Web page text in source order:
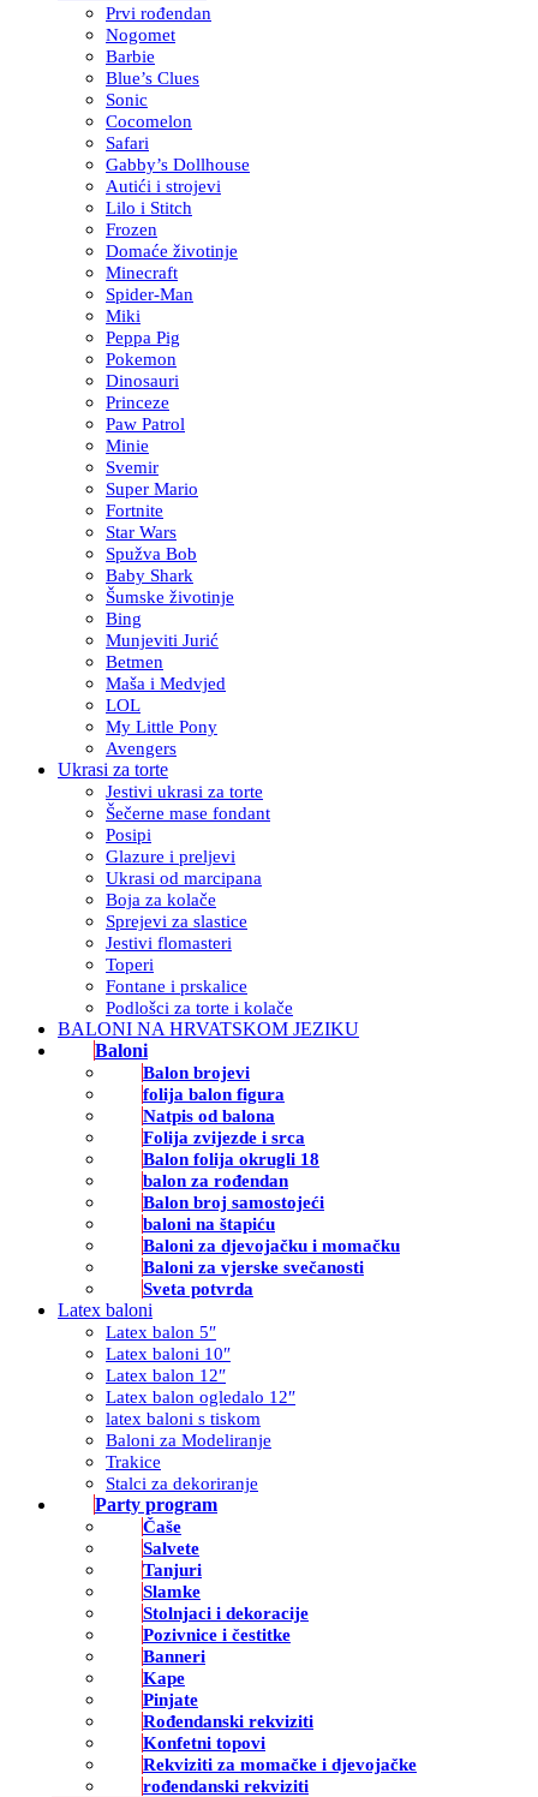
Prvi rođendan
Nogomet
Barbie
Blue’s Clues
Sonic
Cocomelon
Safari
Gabby’s Dollhouse
Autići i strojevi
Lilo i Stitch
Frozen
Domaće životinje
Minecraft
Spider-Man
Miki
Peppa Pig
Pokemon
Dinosauri
Princeze
Paw Patrol
Minie
Svemir
Super Mario
Fortnite
Star Wars
Spužva Bob
Baby Shark
Šumske životinje
Bing
Munjeviti Jurić
Betmen
Maša i Medvjed
LOL
My Little Pony
Avengers
Ukrasi za torte
Jestivi ukrasi za torte
Šečerne mase fondant
Posipi
Glazure i preljevi
Ukrasi od marcipana
Boja za kolače
Sprejevi za slastice
Jestivi flomasteri
Toperi
Fontane i prskalice
Podlošci za torte i kolače
BALONI NA HRVATSKOM JEZIKU
Baloni
Balon brojevi
folija balon figura
Natpis od balona
Folija zvijezde i srca
Balon folija okrugli 18
balon za rođendan
Balon broj samostojeći
baloni na štapiću
Baloni za djevojačku i momačku
Baloni za vjerske svečanosti
Sveta potvrda
Latex baloni
Latex balon 5″
Latex baloni 10″
Latex balon 12″
Latex balon ogledalo 12″
latex baloni s tiskom
Baloni za Modeliranje
Trakice
Stalci za dekoriranje
Party program
Čaše
Salvete
Tanjuri
Slamke
Stolnjaci i dekoracije
Pozivnice i čestitke
Banneri
Kape
Pinjate
Rođendanski rekviziti
Konfetni topovi
Rekviziti za momačke i djevojačke
rođendanski rekviziti